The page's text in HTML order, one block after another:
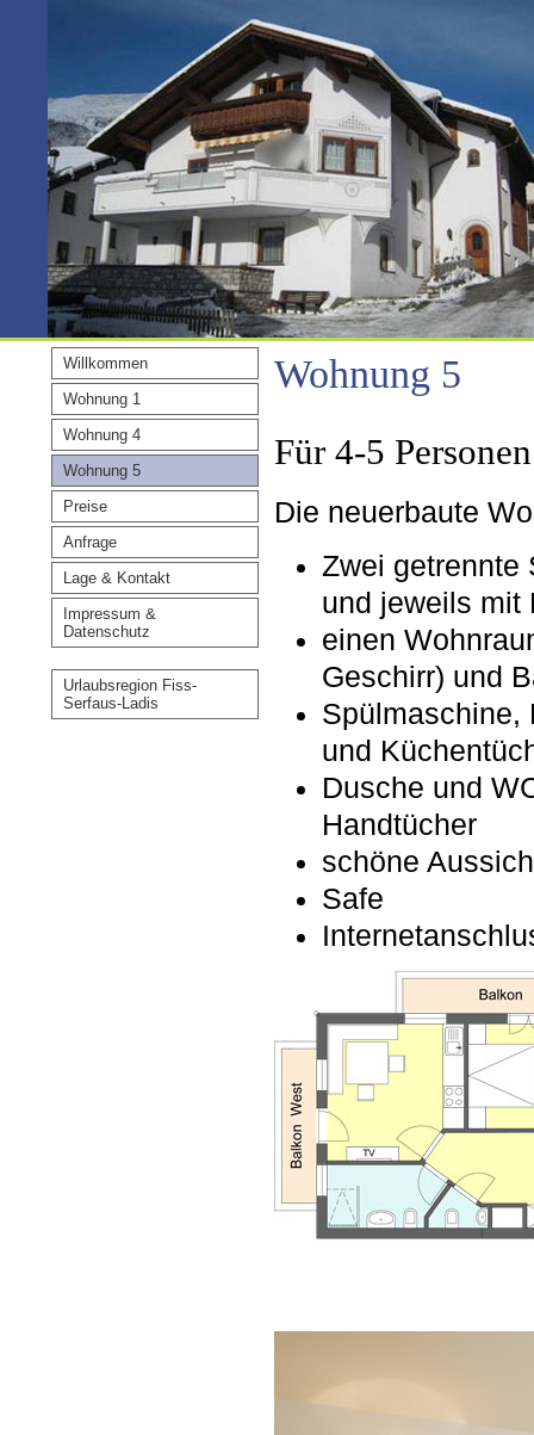
Willkommen
Wohnung 1
Wohnung 4
Wohnung 5
Preise
Anfrage
Lage & Kontakt
Impressum &
Datenschutz
Urlaubsregion Fiss-
Serfaus-Ladis
Wohnung 5
Für 4-5
Die neuerbaute
Zwei getrennte
und jeweils mit
einen
Geschirr) und
Spülmaschine,
und
Dusche und
Handtücher
schöne
Safe